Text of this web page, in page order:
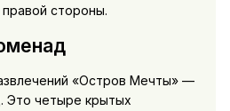
стороны.
«Остров Мечты» —
Это четыре крытых